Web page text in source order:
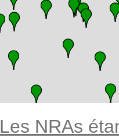
NRAs